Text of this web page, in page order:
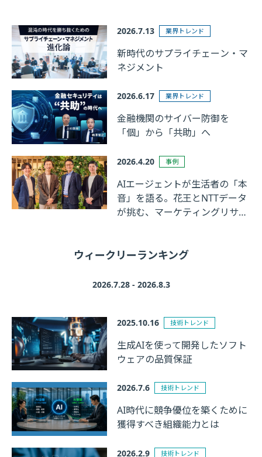
2026.7.13 業界トレンド
新時代のサプライチェーン・マ
ネジメント
2026.6.17 業界トレンド
金融機関のサイバー防御を
「個」から「共助」へ
2026.4.20 事例
AIエージェントが生活者の「本
音」を語る。花王とNTTデータ
が挑む、マーケティングリサー
ウィークリーランキング
2026.7.28 - 2026.8.3
2025.10.16 技術トレンド
生成AIを使って開発したソフト
ウェアの品質保証
2026.7.6 技術トレンド
AI時代に競争優位を築くために
獲得すべき組織能力とは
2026.2.9 技術トレンド